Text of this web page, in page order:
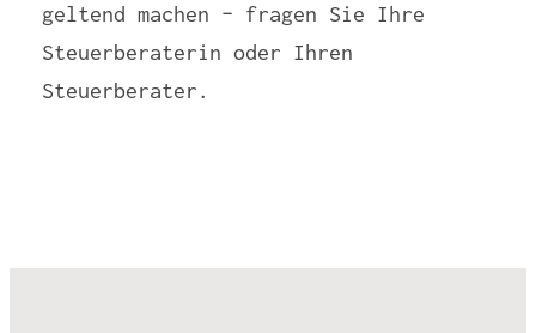
geltend machen – fragen Sie Ihre
Steuerberaterin oder Ihren
Steuerberater.